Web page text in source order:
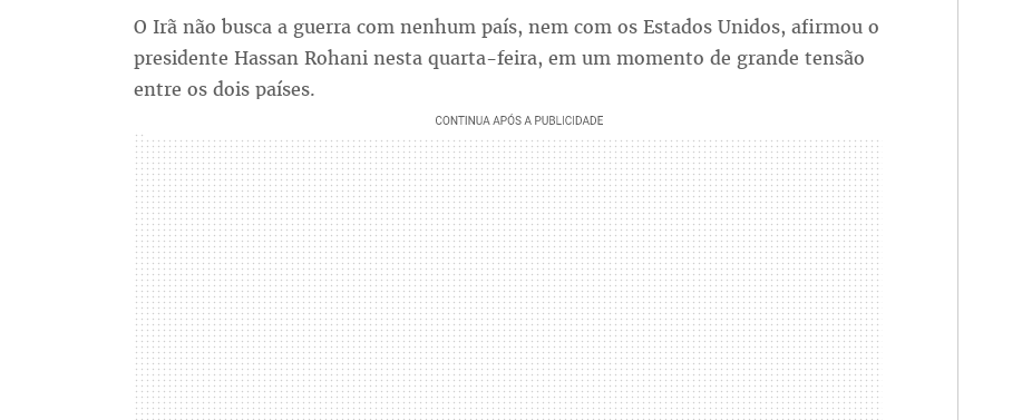
O Irã não busca a guerra com nenhum país, nem com os Estados Unidos, afirmou o
presidente Hassan Rohani nesta quarta-feira, em um momento de grande tensão
entre os dois países.